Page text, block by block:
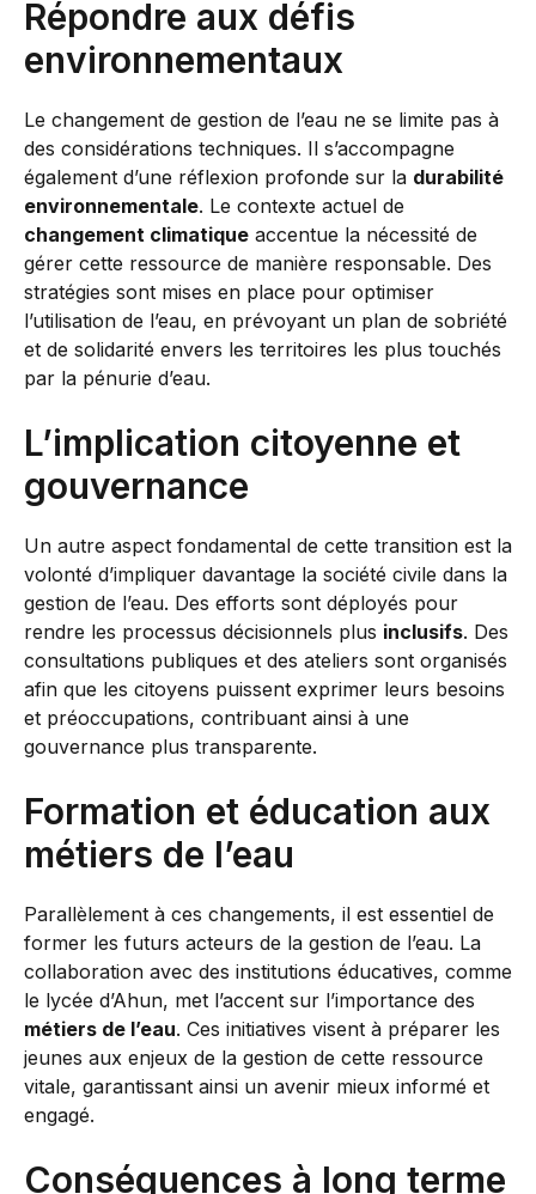
Répondre aux défis
environnementaux
Le changement de gestion de l’eau ne se limite pas à
des considérations techniques. Il s’accompagne
également d’une réflexion profonde sur la durabilité
environnementale. Le contexte actuel de
changement climatique accentue la nécessité de
gérer cette ressource de manière responsable. Des
stratégies sont mises en place pour optimiser
l’utilisation de l’eau, en prévoyant un plan de sobriété
et de solidarité envers les territoires les plus touchés
par la pénurie d’eau.
L’implication citoyenne et
gouvernance
Un autre aspect fondamental de cette transition est la
volonté d’impliquer davantage la société civile dans la
gestion de l’eau. Des efforts sont déployés pour
rendre les processus décisionnels plus inclusifs. Des
consultations publiques et des ateliers sont organisés
afin que les citoyens puissent exprimer leurs besoins
et préoccupations, contribuant ainsi à une
gouvernance plus transparente.
Formation et éducation aux
métiers de l’eau
Parallèlement à ces changements, il est essentiel de
former les futurs acteurs de la gestion de l’eau. La
collaboration avec des institutions éducatives, comme
le lycée d’Ahun, met l’accent sur l’importance des
métiers de l’eau. Ces initiatives visent à préparer les
jeunes aux enjeux de la gestion de cette ressource
vitale, garantissant ainsi un avenir mieux informé et
engagé.
Conséquences à long terme